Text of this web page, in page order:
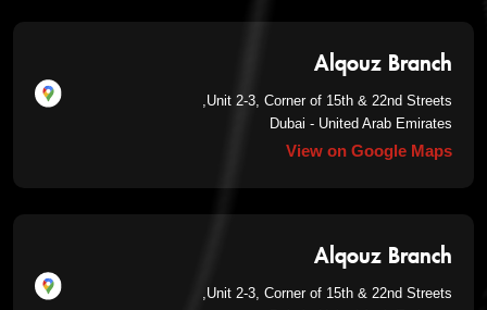
Alqouz Branch
Unit 2-3, Corner of 15th & 22nd Streets,
Dubai - United Arab Emirates
View on Google Maps
Alqouz Branch
Unit 2-3, Corner of 15th & 22nd Streets,